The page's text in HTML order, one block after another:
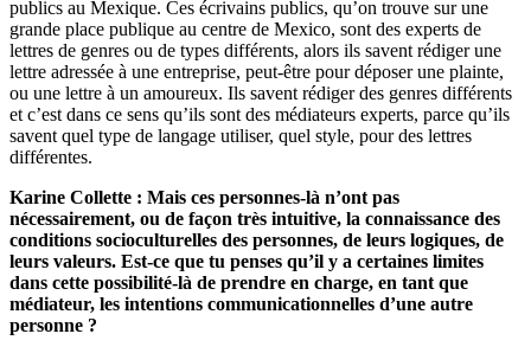
publics au Mexique. Ces écrivains publics, qu’on trouve sur une
grande place publique au centre de Mexico, sont des experts de
lettres de genres ou de types différents, alors ils savent rédiger une
lettre adressée à une entreprise, peut-être pour déposer une plainte,
ou une lettre à un amoureux. Ils savent rédiger des genres différents
et c’est dans ce sens qu’ils sont des médiateurs experts, parce qu’ils
savent quel type de langage utiliser, quel style, pour des lettres
différentes.
Karine Collette : Mais ces personnes-là n’ont pas
nécessairement, ou de façon très intuitive, la connaissance des
conditions socioculturelles des personnes, de leurs logiques, de
leurs valeurs. Est-ce que tu penses qu’il y a certaines limites
dans cette possibilité-là de prendre en charge, en tant que
médiateur, les intentions communicationnelles d’une autre
personne ?